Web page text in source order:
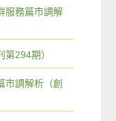
服務篇市調解
294期）
市調解析（創